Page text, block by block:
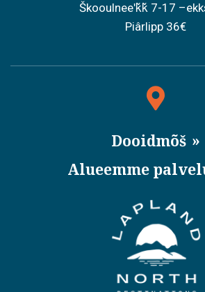
Škooulneeʹǩǩ 7-17
Piârlipp 36€
Dooidmõš
Alueemme